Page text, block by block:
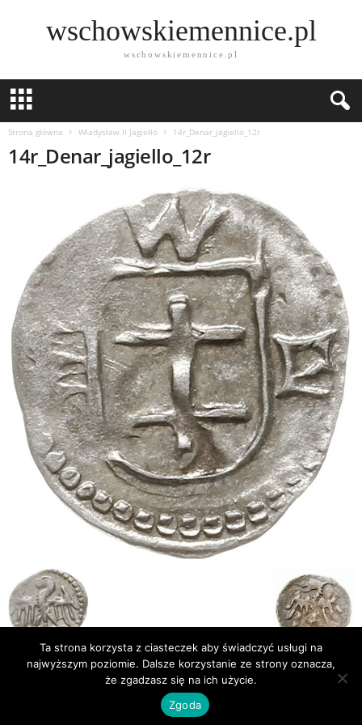
wschowskiemennice.pl
wschowskiemennice.pl
Strona główna Władysław II Jagiełło 14r_Denar_jagiello_12r
14r_Denar_jagiello_12r
Publikacje
Bibliografia
© Newsmag WordPress Theme by TagDiv
Ta strona korzysta z ciasteczek aby świadczyć usługi na
najwyższym poziomie. Dalsze korzystanie ze strony oznacza,
że zgadzasz się na ich użycie.
Zgoda